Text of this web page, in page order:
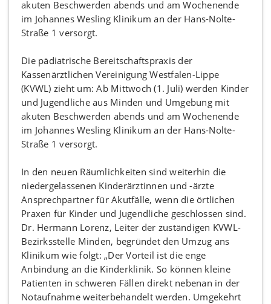
Die pädiatrische Bereitschaftspraxis der
Kassenärztlichen Vereinigung Westfalen-Lippe
(KVWL) zieht um: Ab Mittwoch (1. Juli) werden Kinder
und Jugendliche aus Minden und Umgebung mit
akuten Beschwerden abends und am Wochenende
im Johannes Wesling Klinikum an der Hans-Nolte-
Straße 1 versorgt.
In den neuen Räumlichkeiten sind weiterhin die
niedergelassenen Kinderärztinnen und -ärzte
Ansprechpartner für Akutfälle, wenn die örtlichen
Praxen für Kinder und Jugendliche geschlossen sind.
Dr. Hermann Lorenz, Leiter der zuständigen KVWL-
Bezirksstelle Minden, begründet den Umzug ans
Klinikum wie folgt: „Der Vorteil ist die enge
Anbindung an die Kinderklinik. So können kleine
Patienten in schweren Fällen direkt nebenan in der
Notaufnahme weiterbehandelt werden. Umgekehrt